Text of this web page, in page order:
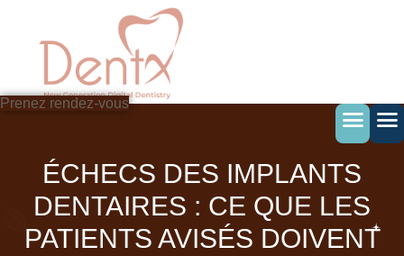
Prenez rendez-vous
ÉCHECS DES IMPLANTS
DENTAIRES : CE QUE LES
PATIENTS AVISÉS DOIVENT